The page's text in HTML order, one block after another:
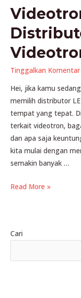
Tinggalkan Komentar
Hei, jika kamu
memilih distributor
tempat yang tepat.
terkait videotron,
dan apa saja
kita mulai dengan
semakin banyak …
Videotron
Videotron
Read More »
Cari